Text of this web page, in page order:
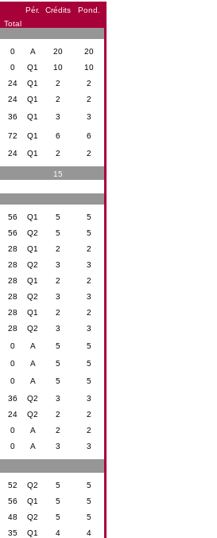
Pér. Crédits
Pond.
Total
0 A 20 20
0 Q1 10 10
24 Q1 2 2
24 Q1 2 2
36 Q1 3 3
72 Q1 6 6
24 Q1 2 2
15
56 Q1 5 5
56 Q2 5 5
28 Q1 2 2
28 Q2 3 3
28 Q1 2 2
28 Q2 3 3
28 Q1 2 2
28 Q2 3 3
0 A 5 5
0 A 5 5
0 A 5 5
36 Q2 3 3
24 Q2 2 2
0 A 2 2
0 A 3 3
52 Q2 5 5
56 Q1 5 5
48 Q2 5 5
35 Q1 4 4